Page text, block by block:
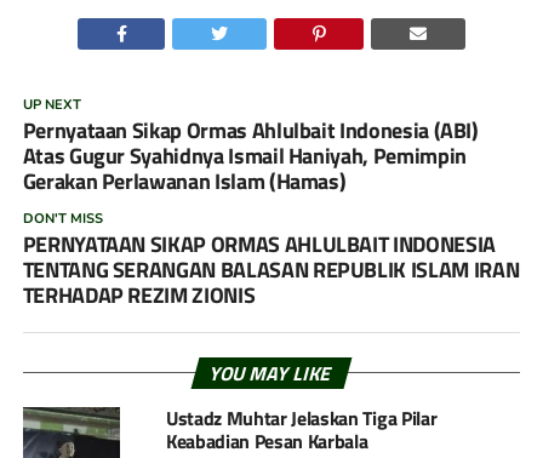
UP NEXT
Pernyataan Sikap Ormas Ahlulbait Indonesia (ABI)
Atas Gugur Syahidnya Ismail Haniyah, Pemimpin
Gerakan Perlawanan Islam (Hamas)
DON'T MISS
PERNYATAAN SIKAP ORMAS AHLULBAIT INDONESIA
TENTANG SERANGAN BALASAN REPUBLIK ISLAM IRAN
TERHADAP REZIM ZIONIS
YOU MAY LIKE
Ustadz Muhtar Jelaskan Tiga Pilar
Keabadian Pesan Karbala